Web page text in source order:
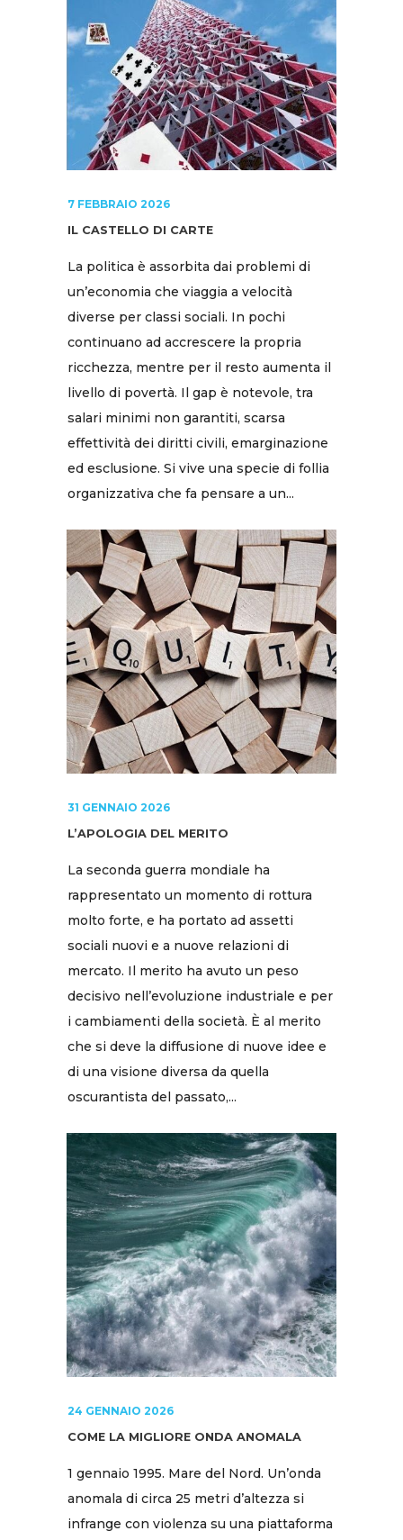
7 FEBBRAIO 2026
IL CASTELLO DI CARTE
La politica è assorbita dai problemi di
un’economia che viaggia a velocità
diverse per classi sociali. In pochi
continuano ad accrescere la propria
ricchezza, mentre per il resto aumenta il
livello di povertà. Il gap è notevole, tra
salari minimi non garantiti, scarsa
effettività dei diritti civili, emarginazione
ed esclusione. Si vive una specie di follia
organizzativa che fa pensare a un...
31 GENNAIO 2026
L’APOLOGIA DEL MERITO
La seconda guerra mondiale ha
rappresentato un momento di rottura
molto forte, e ha portato ad assetti
sociali nuovi e a nuove relazioni di
mercato. Il merito ha avuto un peso
decisivo nell’evoluzione industriale e per
i cambiamenti della società. È al merito
che si deve la diffusione di nuove idee e
di una visione diversa da quella
oscurantista del passato,...
24 GENNAIO 2026
COME LA MIGLIORE ONDA ANOMALA
1 gennaio 1995. Mare del Nord. Un’onda
anomala di circa 25 metri d’altezza si
infrange con violenza su una piattaforma